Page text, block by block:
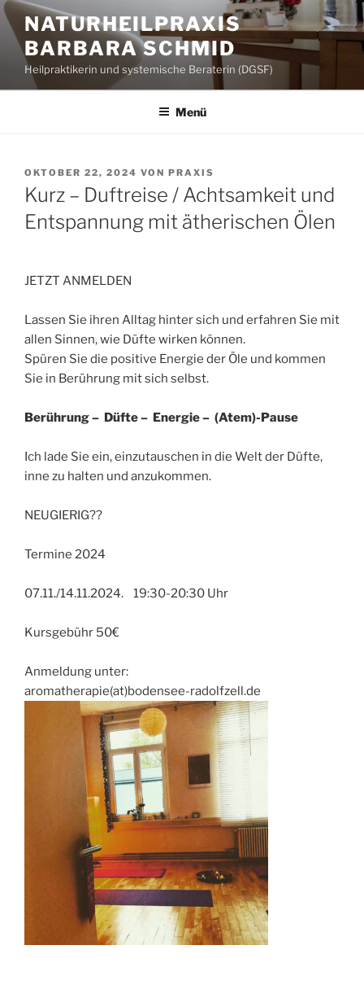
Zum
Inhalt
springen
NATURHEILPRAXIS
BARBARA SCHMID
Heilpraktikerin und systemische Beraterin (DGSF)
Menü
VERÖFFENTLICHT
AM
OKTOBER 22, 2024 VON PRAXIS
Kurz – Duftreise / Achtsamkeit und
Entspannung mit ätherischen Ölen
JETZT ANMELDEN
Lassen Sie ihren Alltag hinter sich und erfahren Sie mit
allen Sinnen, wie Düfte wirken können.
Spüren Sie die positive Energie der Öle und kommen
Sie in Berührung mit sich selbst.
Berührung – Düfte – Energie – (Atem)-Pause
Ich lade Sie ein, einzutauschen in die Welt der Düfte,
inne zu halten und anzukommen.
NEUGIERIG??
Termine 2024
07.11./14.11.2024. 19:30-20:30 Uhr
Kursgebühr 50€
Anmeldung unter:
aromatherapie(at)bodensee-radolfzell.de